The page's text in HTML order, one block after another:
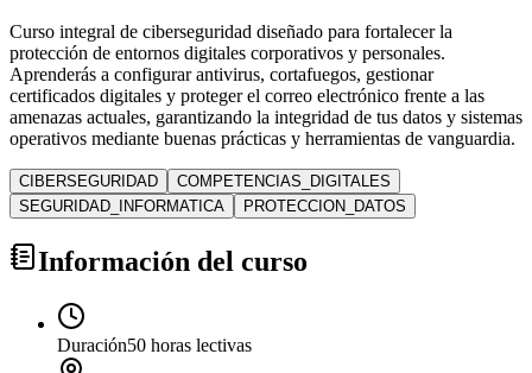
Curso integral de ciberseguridad diseñado para fortalecer la
protección de entornos digitales corporativos y personales.
Aprenderás a configurar antivirus, cortafuegos, gestionar
certificados digitales y proteger el correo electrónico frente a las
amenazas actuales, garantizando la integridad de tus datos y sistemas
operativos mediante buenas prácticas y herramientas de vanguardia.
CIBERSEGURIDAD
COMPETENCIAS_DIGITALES
SEGURIDAD_INFORMATICA
PROTECCION_DATOS
Información del curso
Duración50 horas lectivas